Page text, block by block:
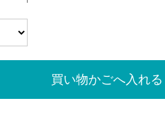
買い物かごへ入れる